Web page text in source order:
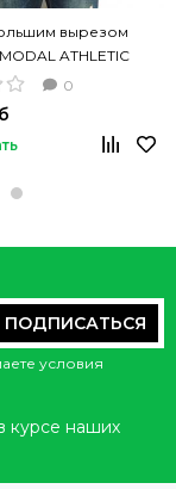
вырезом
ATHLETIC
цвета 0
ПОДПИСАТЬСЯ
условия
курсе наших